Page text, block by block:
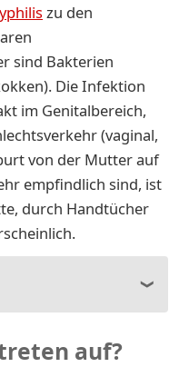
zu den
sind Bakterien
Die Infektion
im Genitalbereich,
(vaginal,
von der Mutter auf
empfindlich sind, ist
durch Handtücher
auf?